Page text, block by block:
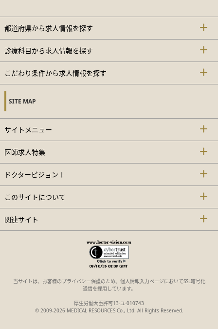
都道府県から求人情報を探す
診療科目から求人情報を探す
こだわり条件から求人情報を探す
SITE MAP
サイトメニュー
医師求人特集
ドクタービジョン＋
このサイトについて
関連サイト
当サイトは、お客様のプライバシー保護のため、個人情報入力ページにおいてSSL暗号化
通信を採用しています。
厚生労働大臣許可13-ユ-010743
© 2009-2026 MEDICAL RESOURCES Co., Ltd. All Rights Reserved.